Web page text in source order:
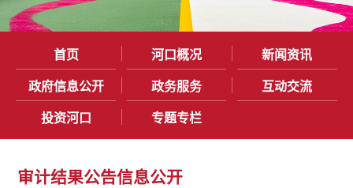
首页 河口概况 新闻资讯
政府信息公开 政务服务 互动交流
投资河口 专题专栏
审计结果公告信息公开